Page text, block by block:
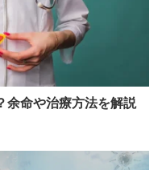
余命や治療方法を解説